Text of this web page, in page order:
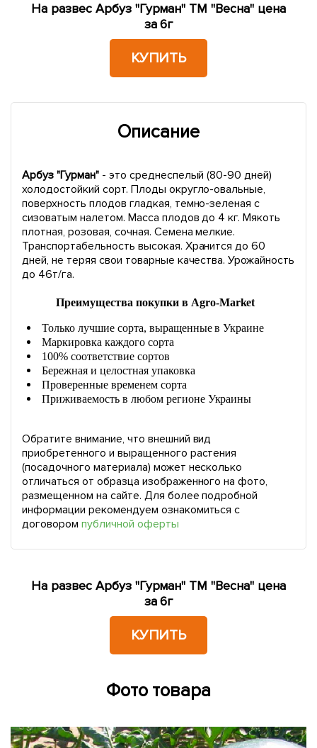
На развес Арбуз "Гурман" ТМ "Весна" цена
за 6г
КУПИТЬ
Описание
Арбуз "Гурман" - это среднеспелый (80-90 дней)
холодостойкий сорт. Плоды округло-овальные,
поверхность плодов гладкая, темно-зеленая с
сизоватым налетом. Масса плодов до 4 кг. Мякоть
плотная, розовая, сочная. Семена мелкие.
Транспортабельность высокая. Хранится до 60
дней, не теряя свои товарные качества. Урожайность
до 46т/га.
Преимущества покупки в Agro-Market
Только лучшие сорта, выращенные в Украине
Маркировка каждого сорта
100% соответствие сортов
Бережная и целостная упаковка
Проверенные временем сорта
Приживаемость в любом регионе Украины
Обратите внимание, что внешний вид
приобретенного и выращенного растения
(посадочного материала) может несколько
отличаться от образца изображенного на фото,
размещенном на сайте. Для более подробной
информации рекомендуем ознакомиться с
договором публичной оферты
На развес Арбуз "Гурман" ТМ "Весна" цена
за 6г
КУПИТЬ
Фото товара